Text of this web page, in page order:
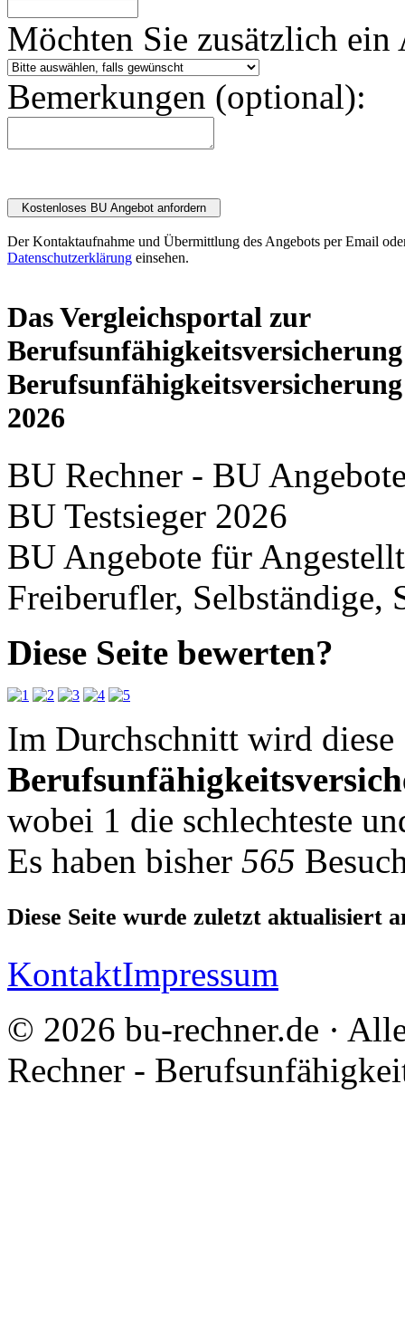
Möchten Sie zusätzlich ein
Bemerkungen (optional):
Der Kontaktaufnahme und Übermittlung des Angebots per Email
Datenschutzerklärung einsehen.
Das Vergleichsportal zur
2026
BU Rechner - BU
BU Testsieger 2026
BU Angebote für
Freiberufler, Selbständige,
Diese Seite bewerten?
Im Durchschnitt wird diese
wobei 1 die schlechteste
Es haben bisher 565
Diese Seite wurde zuletzt aktualisiert
KontaktImpressum
© 2026 bu-rechner.de ·
Rechner -